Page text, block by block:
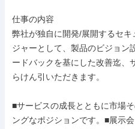
仕事の内容
弊社が独自に開発/展開するセ
ジャーとして、製品のビジョン
ードバックを基にした改善迄、
らけん引いただきます。
■サービスの成長とともに市場
ングなポジションです。■展示